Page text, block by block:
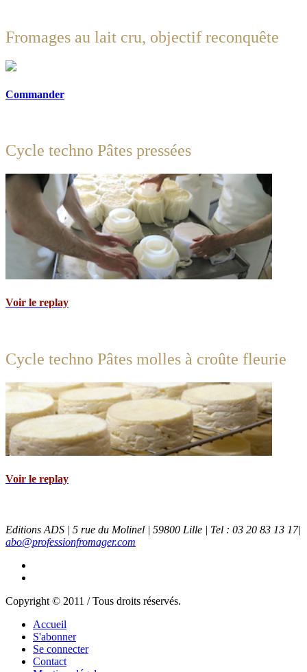
Fromages au lait cru, objectif reconquête
Commander
Cycle techno Pâtes pressées
Voir le replay
Cycle techno Pâtes molles à croûte fleurie
Voir le replay
Editions ADS | 5 rue du Molinel | 59800 Lille | Tel : 03 20 83 13 17|
abo@professionfromager.com
Copyright © 2011 / Tous droits réservés.
Accueil
S'abonner
Se connecter
Contact